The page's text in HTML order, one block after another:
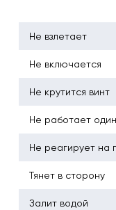
Не взлетает
Не включается
Не крутится винт
Не работает
Не реагирует на
Тянет в сторону
Залит водой